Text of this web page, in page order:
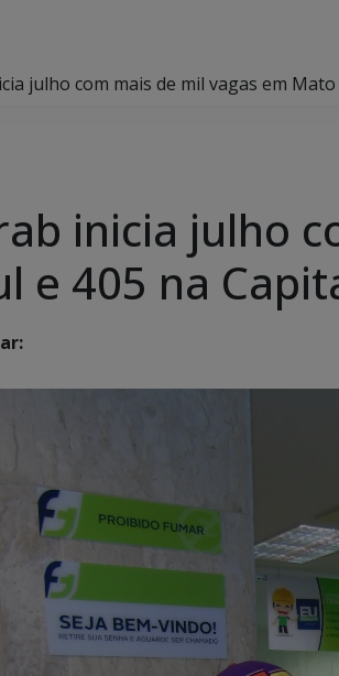
julho com mais de mil vagas em
inicia julho
e 405 na